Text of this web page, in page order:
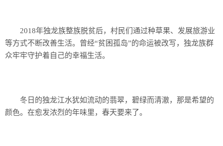
2018年独龙族整族脱贫后，村民们通过种草果、发展旅游业
等方式不断改善生活。曾经“贫困孤岛”的命运被改写，独龙族群
众牢牢守护着自己的幸福生活。
冬日的独龙江水犹如流动的翡翠，碧绿而清澈，那是希望的
颜色。在愈发浓烈的年味里，春天要来了。